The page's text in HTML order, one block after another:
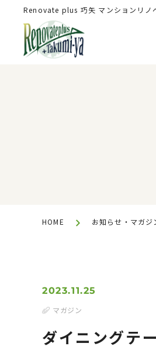
Renovate plus 巧矢 マンションリノ
HOME お知らせ・マガジ
2023.11.25
マガジン
ダイニングテ